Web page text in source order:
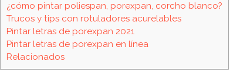
¿cómo pintar poliespan, porexpan, corcho blanco?
Trucos y tips con rotuladores acurelables
Pintar letras de porexpan 2021
Pintar letras de porexpan en línea
Relacionados